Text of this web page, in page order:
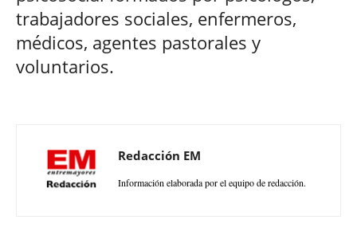
trabajadores sociales, enfermeros,
médicos, agentes pastorales y
voluntarios.
Redacción EM
Información elaborada por el equipo de redacción.